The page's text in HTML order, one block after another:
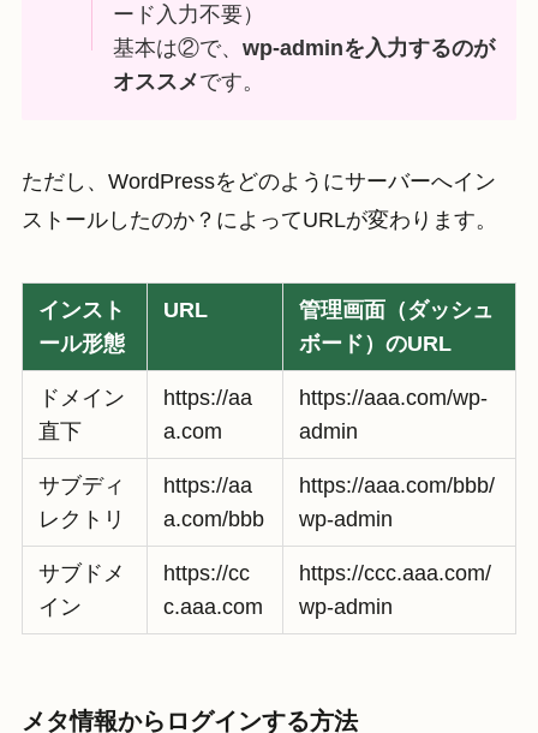
ード入力不要）
基本は②で、wp-adminを入力するのが
オススメです。
ただし、WordPressをどのようにサーバーへイン
ストールしたのか？によってURLが変わります。
インスト
ール形態
URL
管理画面（ダッシュ
ボード）のURL
ドメイン
直下
https://aa
a.com
https://aaa.com/wp-
admin
サブディ
レクトリ
https://aa
a.com/bbb
https://aaa.com/bbb/
wp-admin
サブドメ
イン
https://cc
c.aaa.com
https://ccc.aaa.com/
wp-admin
メタ情報からログインする方法